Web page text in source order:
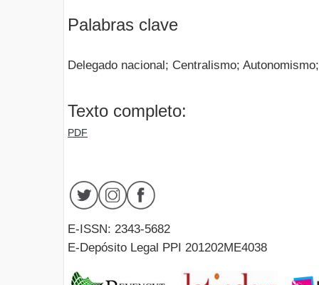
Palabras clave
Delegado nacional; Centralismo;
Texto completo:
PDF
E-ISSN: 2343-5682
E-Depósito Legal PPI 201202ME4038